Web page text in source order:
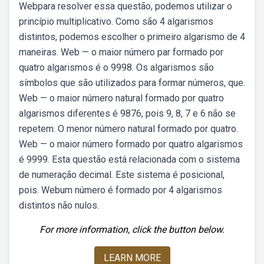
Webpara resolver essa questão, podemos utilizar o
princípio multiplicativo. Como são 4 algarismos
distintos, podemos escolher o primeiro algarismo de 4
maneiras. Web — o maior número par formado por
quatro algarismos é o 9998. Os algarismos são
símbolos que são utilizados para formar números, que.
Web — o maior número natural formado por quatro
algarismos diferentes é 9876, pois 9, 8, 7 e 6 não se
repetem. O menor número natural formado por quatro.
Web — o maior número formado por quatro algarismos
é 9999. Esta questão está relacionada com o sistema
de numeração decimal. Este sistema é posicional,
pois. Webum número é formado por 4 algarismos
distintos não nulos.
For more information, click the button below.
LEARN MORE